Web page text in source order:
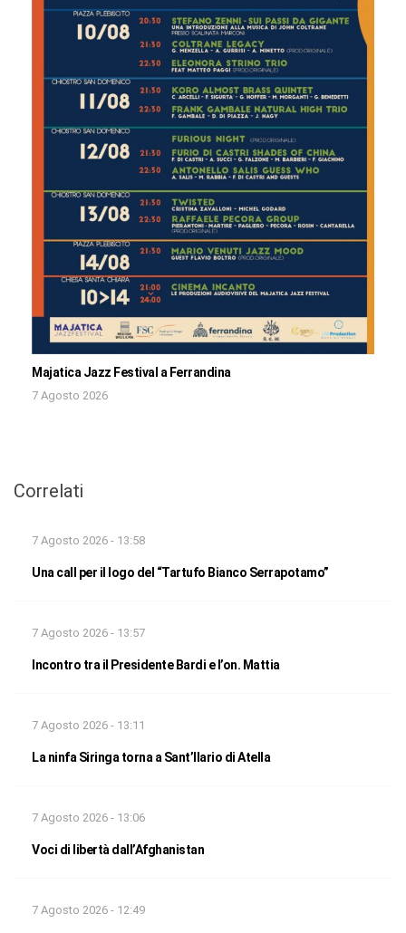
Majatica Jazz Festival a Ferrandina
7 Agosto 2026
Correlati
7 Agosto 2026 - 13:58
Una call per il logo del “Tartufo Bianco Serrapotamo”
7 Agosto 2026 - 13:57
Incontro tra il Presidente Bardi e l’on. Mattia
7 Agosto 2026 - 13:11
La ninfa Siringa torna a Sant’Ilario di Atella
7 Agosto 2026 - 13:06
Voci di libertà dall’Afghanistan
7 Agosto 2026 - 12:49